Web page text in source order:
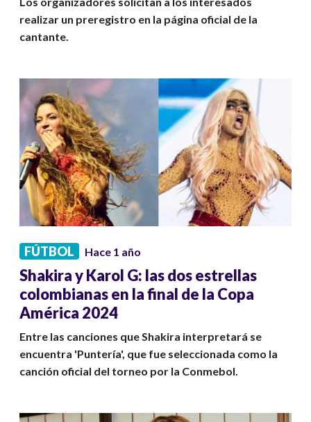
realizar un preregistro en la página oficial de la
cantante.
FÚTBOL Hace 1 año
Shakira y Karol G: las dos estrellas
colombianas en la final de la Copa
América 2024
Entre las canciones que Shakira interpretará se
encuentra 'Puntería', que fue seleccionada como la
canción oficial del torneo por la Conmebol.